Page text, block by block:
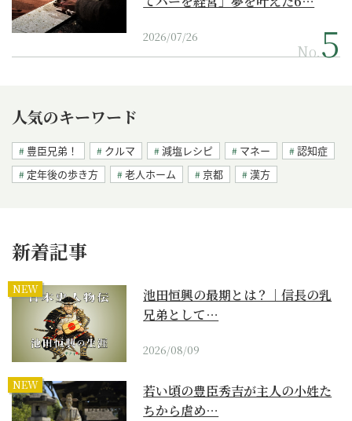
2026/07/26
No.
人気のキーワード
豊臣兄弟！ クルマ 減塩レシピ マネー
認知症
定年後の歩き方
老人ホーム 京都 漢方
新着記事
NEW
池田恒興の最期とは？｜信長の乳
兄弟として…
2026/08/09
NEW
若い頃の豊臣秀吉が主人の小姓た
ちから虐め…